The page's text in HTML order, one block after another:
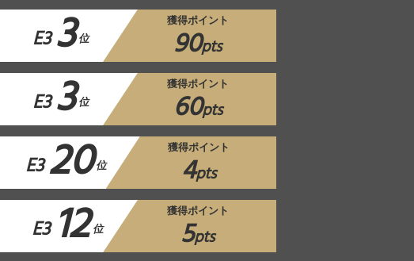
E3 3 位
獲得ポイント
90pts
E3 3 位
獲得ポイント
60pts
E320位
獲得ポイント
4pts
E3 12 位
獲得ポイント
5pts